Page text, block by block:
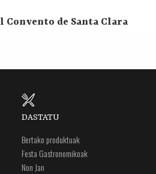
Convento de Santa Clara
DASTATU
Bertako produktuak
Festa Gastronomikoak
Non Jan